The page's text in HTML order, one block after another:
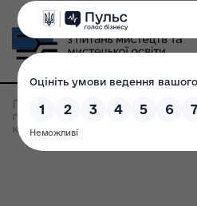
Головна Всі новини >
працівників закладів
культури у 2021-2022